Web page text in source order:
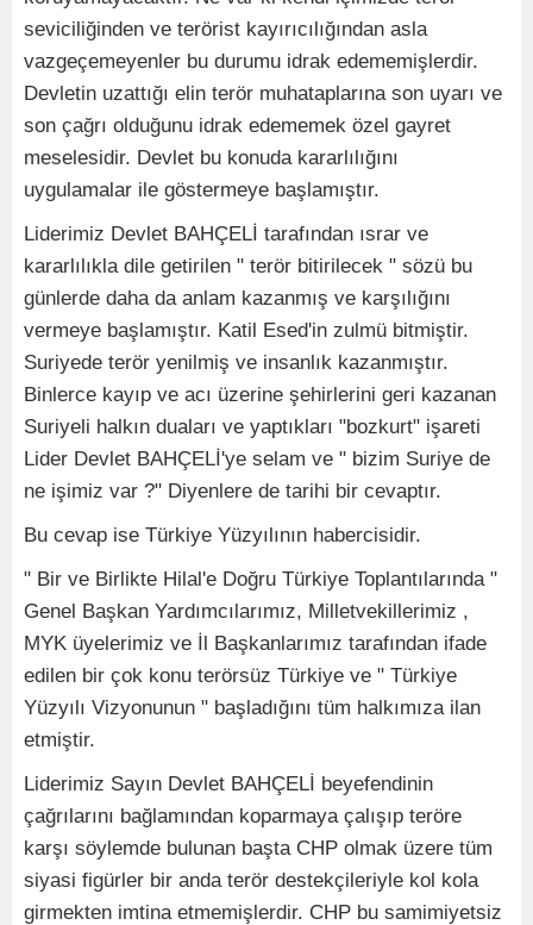
seviciliğinden ve terörist kayırıcılığından asla
vazgeçemeyenler bu durumu idrak edememişlerdir.
Devletin uzattığı elin terör muhataplarına son uyarı ve
son çağrı olduğunu idrak edememek özel gayret
meselesidir. Devlet bu konuda kararlılığını
uygulamalar ile göstermeye başlamıştır.
Liderimiz Devlet BAHÇELİ tarafından ısrar ve
kararlılıkla dile getirilen " terör bitirilecek " sözü bu
günlerde daha da anlam kazanmış ve karşılığını
vermeye başlamıştır. Katil Esed'in zulmü bitmiştir.
Suriyede terör yenilmiş ve insanlık kazanmıştır.
Binlerce kayıp ve acı üzerine şehirlerini geri kazanan
Suriyeli halkın duaları ve yaptıkları "bozkurt" işareti
Lider Devlet BAHÇELİ'ye selam ve " bizim Suriye de
ne işimiz var ?" Diyenlere de tarihi bir cevaptır.
Bu cevap ise Türkiye Yüzyılının habercisidir.
" Bir ve Birlikte Hilal'e Doğru Türkiye Toplantılarında "
Genel Başkan Yardımcılarımız, Milletvekillerimiz ,
MYK üyelerimiz ve İl Başkanlarımız tarafından ifade
edilen bir çok konu terörsüz Türkiye ve " Türkiye
Yüzyılı Vizyonunun " başladığını tüm halkımıza ilan
etmiştir.
Liderimiz Sayın Devlet BAHÇELİ beyefendinin
çağrılarını bağlamından koparmaya çalışıp teröre
karşı söylemde bulunan başta CHP olmak üzere tüm
siyasi figürler bir anda terör destekçileriyle kol kola
girmekten imtina etmemişlerdir. CHP bu samimiyetsiz